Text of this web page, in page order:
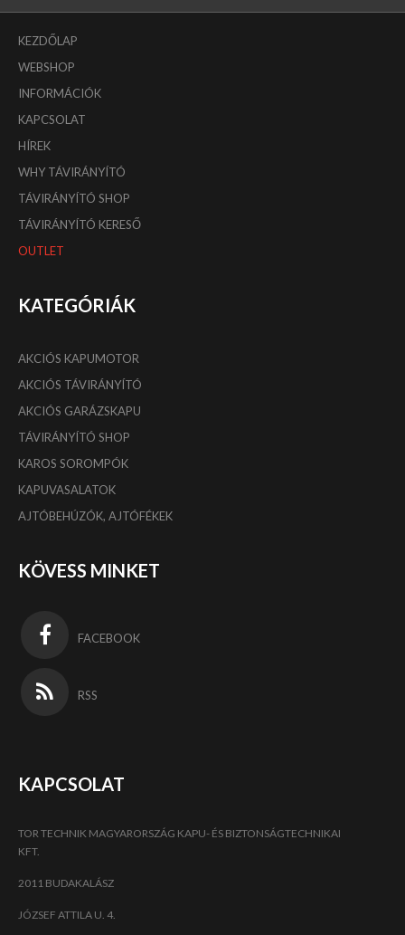
KEZDŐLAP
WEBSHOP
INFORMÁCIÓK
KAPCSOLAT
HÍREK
WHY TÁVIRÁNYÍTÓ
TÁVIRÁNYÍTÓ SHOP
TÁVIRÁNYÍTÓ KERESŐ
OUTLET
KATEGÓRIÁK
AKCIÓS KAPUMOTOR
AKCIÓS TÁVIRÁNYÍTÓ
AKCIÓS GARÁZSKAPU
TÁVIRÁNYÍTÓ SHOP
KAROS SOROMPÓK
KAPUVASALATOK
AJTÓBEHÚZÓK, AJTÓFÉKEK
KÖVESS MINKET
FACEBOOK
RSS
KAPCSOLAT
TOR TECHNIK MAGYARORSZÁG KAPU- ÉS BIZTONSÁGTECHNIKAI
KFT.
2011 BUDAKALÁSZ
JÓZSEF ATTILA U. 4.